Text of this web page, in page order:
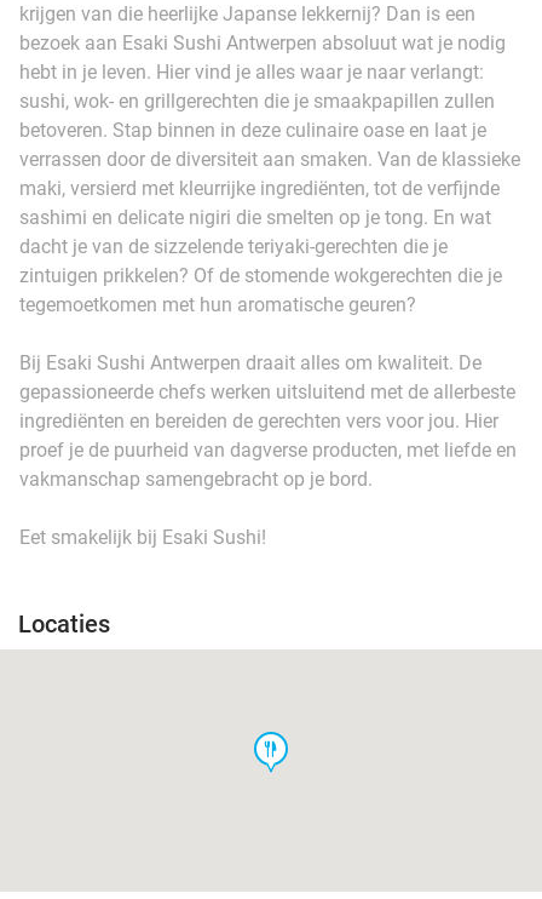
krijgen van die heerlijke Japanse lekkernij? Dan is een
bezoek aan Esaki Sushi Antwerpen absoluut wat je nodig
hebt in je leven. Hier vind je alles waar je naar verlangt:
sushi, wok- en grillgerechten die je smaakpapillen zullen
betoveren. Stap binnen in deze culinaire oase en laat je
verrassen door de diversiteit aan smaken. Van de klassieke
maki, versierd met kleurrijke ingrediënten, tot de verfijnde
sashimi en delicate nigiri die smelten op je tong. En wat
dacht je van de sizzelende teriyaki-gerechten die je
zintuigen prikkelen? Of de stomende wokgerechten die je
tegemoetkomen met hun aromatische geuren?
Bij Esaki Sushi Antwerpen draait alles om kwaliteit. De
gepassioneerde chefs werken uitsluitend met de allerbeste
ingrediënten en bereiden de gerechten vers voor jou. Hier
proef je de puurheid van dagverse producten, met liefde en
vakmanschap samengebracht op je bord.
Eet smakelijk bij Esaki Sushi!
Locaties
food